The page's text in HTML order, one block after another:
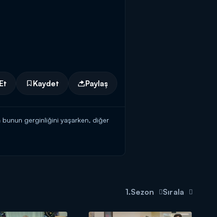
Kaydet Paylaş
bunun gerginliğini yaşarken, diğer
ve organizasyondan Gökçe
1.Sezon Sırala